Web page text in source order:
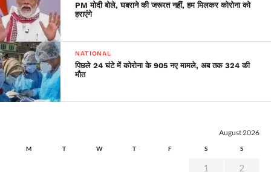
PM मोदी बोले, घबराने की जरूरत नहीं, हम मिलकर कोरोना को
हराएंगे
NATIONAL
पिछले 24 घंटे में कोरोना के 905 नए मामले, अब तक 324 की
मौत
August 2026
M T W T F S S
1
2